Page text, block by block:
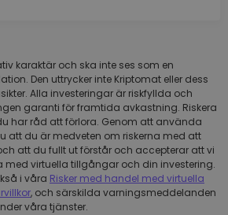
karaktär och ska inte ses som en
Den uttrycker inte Kriptomat eller dess
Alla investeringar är riskfyllda och
garanti för framtida avkastning. Riskera
har råd att förlora. Genom att använda
att du är medveten om riskerna med att
att du fullt ut förstår och accepterar att vi
med virtuella tillgångar och din investering.
i våra Risker med handel med virtuella
, och särskilda varningsmeddelanden
våra tjänster.